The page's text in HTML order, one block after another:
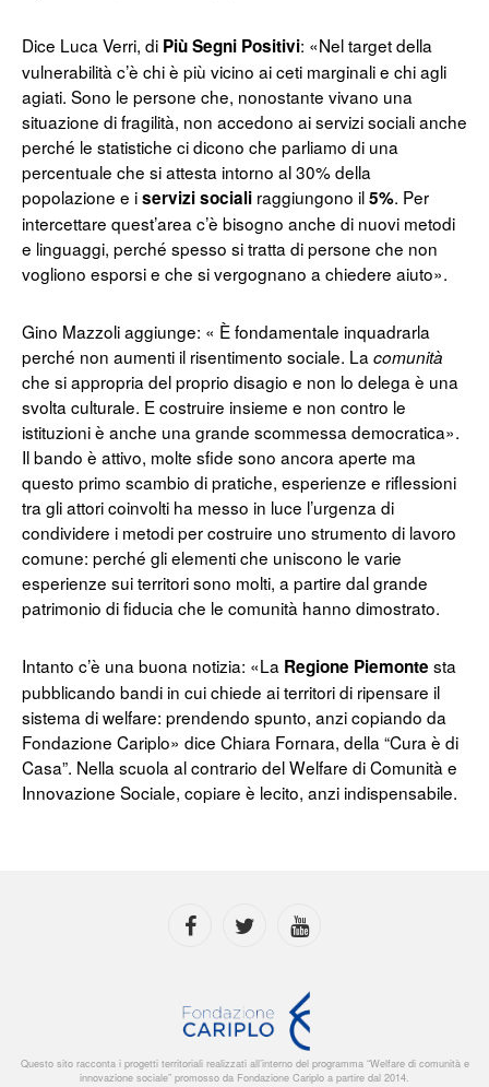
Dice Luca Verri, di Più Segni Positivi: «Nel target della
vulnerabilità c’è chi è più vicino ai ceti marginali e chi agli
agiati. Sono le persone che, nonostante vivano una
situazione di fragilità, non accedono ai servizi sociali anche
perché le statistiche ci dicono che parliamo di una
percentuale che si attesta intorno al 30% della
popolazione e iservizi sociali raggiungono il5%. Per
intercettare quest’area c’è bisogno anche di nuovi metodi
e linguaggi, perché spesso si tratta di persone che non
vogliono esporsi e che si vergognano a chiedere aiuto».
Gino Mazzoli aggiunge: « È fondamentale inquadrarla
perché non aumenti il risentimento sociale. La comunità
che si appropria del proprio disagio e non lo delega è una
svolta culturale. E costruire insieme e non contro le
istituzioni è anche una grande scommessa democratica».
Il bando è attivo, molte sfide sono ancora aperte ma
questo primo scambio di pratiche, esperienze e riflessioni
tra gli attori coinvolti ha messo in luce l’urgenza di
condividere i metodi per costruire uno strumento di lavoro
comune: perché gli elementi che uniscono le varie
esperienze sui territori sono molti, a partire dal grande
patrimonio di fiducia che le comunità hanno dimostrato.
Intanto c’è una buona notizia: «La Regione Piemonte sta
pubblicando bandi in cui chiede ai territori di ripensare il
sistema di welfare: prendendo spunto, anzi copiando da
Fondazione Cariplo» dice Chiara Fornara, della “Cura è di
Casa”. Nella scuola al contrario del Welfare di Comunità e
Innovazione Sociale, copiare è lecito, anzi indispensabile.
Questo sito racconta i progetti territoriali realizzati all’interno del programma “Welfare di comunità e
innovazione sociale” promosso da Fondazione Cariplo a partire dal 2014.